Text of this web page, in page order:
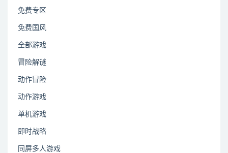
免费专区
免费国风
全部游戏
冒险解谜
动作冒险
动作游戏
单机游戏
即时战略
同屏多人游戏